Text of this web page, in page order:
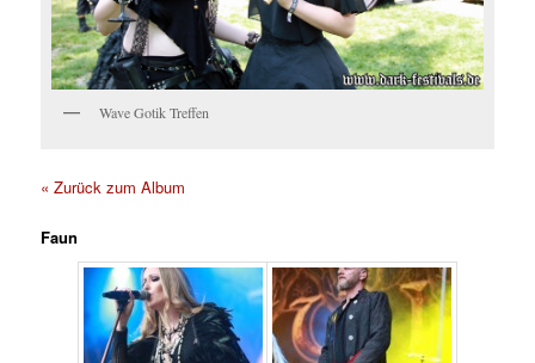
Wave Gotik Treffen
« Zurück zum Album
Faun